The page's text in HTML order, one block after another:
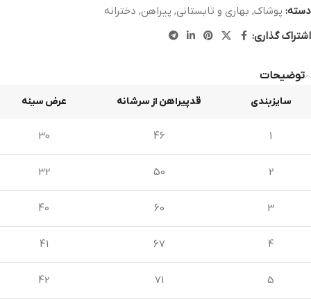
دسته: پوشاک, بهاری و تابستانی, پیراهن, دخترانه
اشتراک گذاری:
توضیحات
سایزبندی قدپیراهن از سرشانه عرض سینه
1
46
30
2
50
32
3
60
40
4
67
41
5
71
42